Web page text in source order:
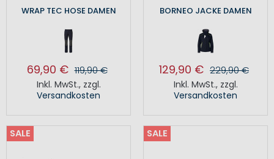
WRAP TEC HOSE DAMEN
69,90 € 119,90 €
Inkl. MwSt., zzgl.
Versandkosten
BORNEO JACKE DAMEN
129,90 € 229,90 €
Inkl. MwSt., zzgl.
Versandkosten
SALE SALE